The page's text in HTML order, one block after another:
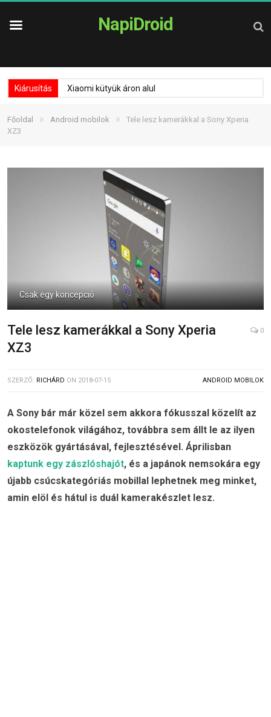
NapiDroid
Kiárusítás Xiaomi kütyük áron alul
Főoldal » Android mobilok »
Tele lesz kamerákkal a Sony Xperia
XZ3
Csak egy koncepció
Tele lesz kamerákkal a Sony Xperia
XZ3
0
SZERZŐ: RICHÁRD ON 2018-07-15 ANDROID MOBILOK
A Sony bár már közel sem akkora fókusszal közelít az
okostelefonok világához, továbbra sem állt le az ilyen
eszközök gyártásával, fejlesztésével. Áprilisban
kaptunk egy zászlóshajót, és a japánok nemsokára egy
újabb csúcskategóriás mobillal lephetnek meg minket,
amin elöl és hátul is duál kamerakészlet lesz.